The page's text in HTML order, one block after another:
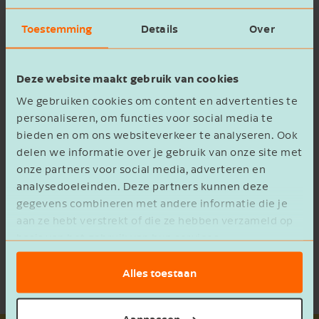
Toestemming Details Over
Deze website maakt gebruik van cookies
We gebruiken cookies om content en advertenties te
personaliseren, om functies voor social media te
bieden en om ons websiteverkeer te analyseren. Ook
delen we informatie over je gebruik van onze site met
onze partners voor social media, adverteren en
analysedoeleinden. Deze partners kunnen deze
gegevens combineren met andere informatie die je
aan ze hebt verstrekt of die ze hebben verzameld op
basis van het gebruik van hun services.
Alles toestaan
Contactpersoon
Eén contactpersoon is het aanspreekpunt voor
Nederland en moet dus in Nederland aanwezig
zijn om vragen te beantwoorden van de
Inspectie SZW over de detachering.
Ook moet een contactpersoon bevoegd zijn om
documenten van de detachering te verzenden
en ontvangen. Alleen natuurlijke personen
kunnen contactpersoon zijn. De chauffeur zelf
mag als contactpersoon fungeren mits hij of
spreekt (Duits of Engels).
Voornaam
Bedrijfsnaam
E-mailadres
Ik ontvang graag de maandelijkse
adviezen en inspiratie.